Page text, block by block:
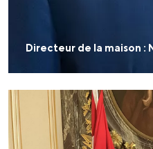
Directeur de la maison :